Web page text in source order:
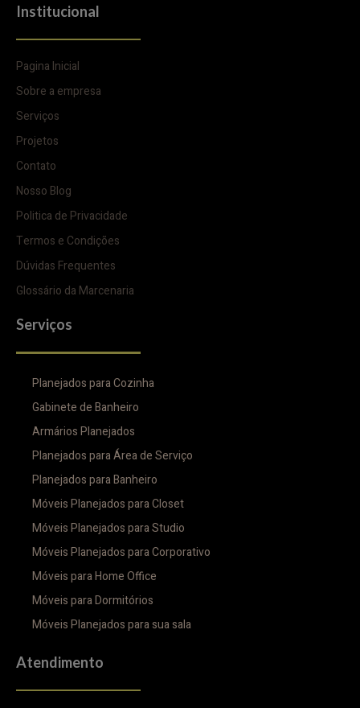
Institucional
Pagina Inicial
Sobre a empresa
Serviços
Projetos
Contato
Nosso Blog
Politica de Privacidade
Termos e Condições
Dúvidas Frequentes
Glossário da Marcenaria
Serviços
Planejados para Cozinha
Gabinete de Banheiro
Armários Planejados
Planejados para Área de Serviço
Planejados para Banheiro
Móveis Planejados para Closet
Móveis Planejados para Studio
Móveis Planejados para Corporativo
Móveis para Home Office
Móveis para Dormitórios
Móveis Planejados para sua sala
Atendimento